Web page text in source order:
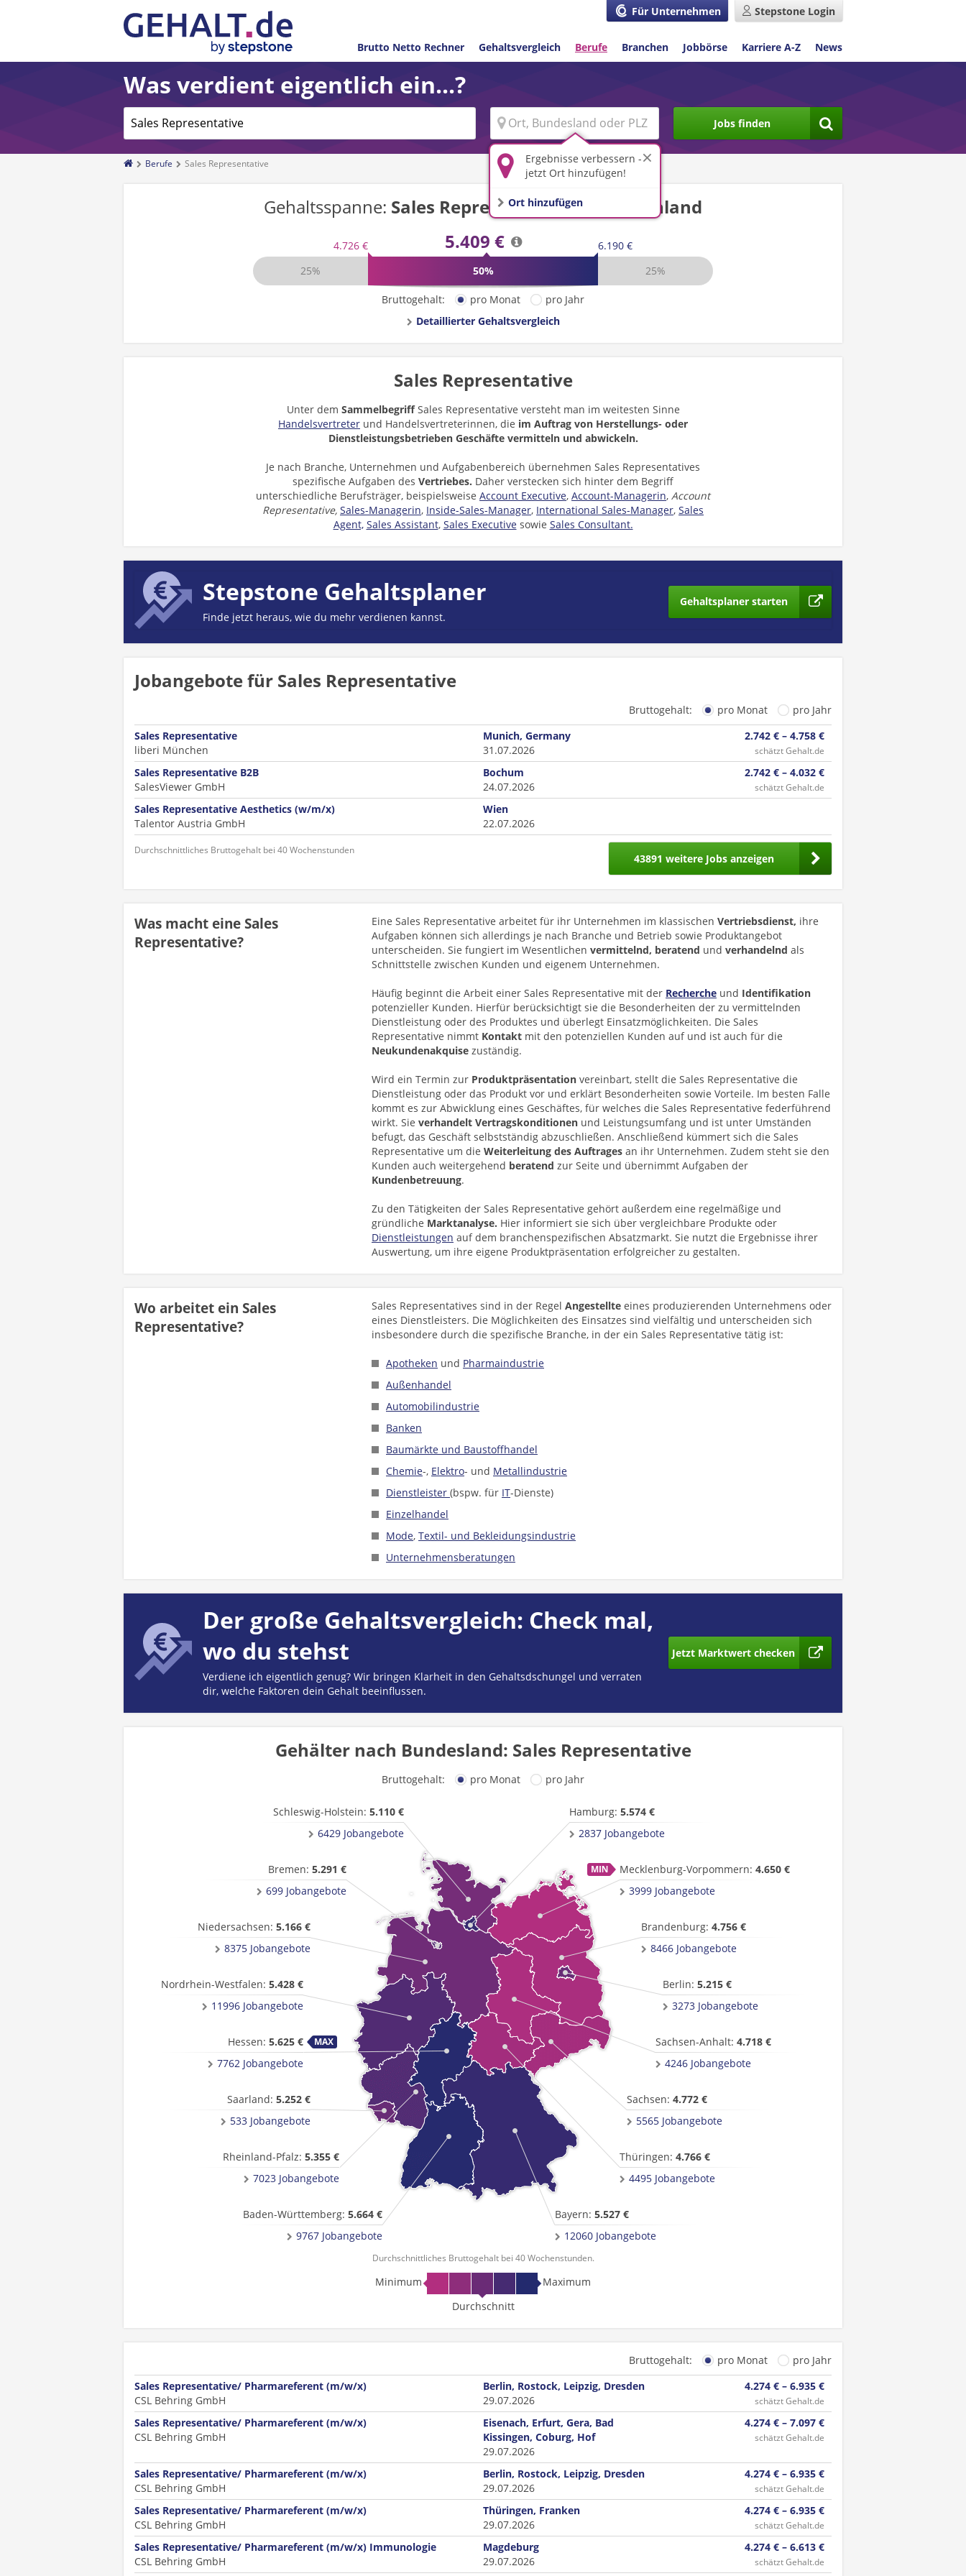
Für Unternehmen Stepstone Login
Brutto Netto Rechner Gehaltsvergleich Berufe Branchen Jobbörse Karriere A-Z News
Was verdient eigentlich ein...?
Ergebnisse verbessern -
jetzt Ort hinzufügen!
Ort hinzufügen
Jobs finden
Berufe Sales Representative
Gehaltsspanne: Sales Representativein Deutschland
4.726 € 5.409 €
6.190 €
25%
50% 25%
Bruttogehalt: pro Monat
pro Jahr
Detaillierter Gehaltsvergleich
Sales Representative
Unter dem SammelbegriffSales Representative versteht man im weitesten Sinne
Handelsvertreter und Handelsvertreterinnen, die im Auftrag von Herstellungs- oder
Dienstleistungsbetrieben Geschäfte vermitteln und abwickeln.
Je nach Branche, Unternehmen und Aufgabenbereich übernehmen Sales Representatives
spezifische Aufgaben des Vertriebes. Daher verstecken sich hinter dem Begriff
unterschiedliche Berufsträger, beispielsweise Account Executive, Account-Managerin, Account
Representative, Sales-Managerin, Inside-Sales-Manager, International Sales-Manager, Sales
Agent, Sales Assistant, Sales Executivesowie Sales Consultant.
Stepstone Gehaltsplaner
Finde jetzt heraus, wie du mehr verdienen kannst.
Gehaltsplaner starten
Jobangebote für Sales Representative
Bruttogehalt: pro Monat
pro Jahr
Sales Representative
liberi München
Munich, Germany
31.07.2026
2.742 € – 4.758 €
schätzt Gehalt.de
Sales Representative B2B
SalesViewer GmbH
Bochum
24.07.2026
2.742 € – 4.032 €
schätzt Gehalt.de
Sales Representative Aesthetics (w/m/x)
Talentor Austria GmbH
Wien
22.07.2026
Durchschnittliches Bruttogehalt bei 40 Wochenstunden
43891 weitere Jobs anzeigen
Was macht eine Sales
Representative?
Eine Sales Representative arbeitet für ihr Unternehmen im klassischen Vertriebsdienst, ihre
Aufgaben können sich allerdings je nach Branche und Betrieb sowie Produktangebot
unterscheiden. Sie fungiert im Wesentlichen vermittelnd, beratend und verhandelnd als
Schnittstelle zwischen Kunden und eigenem Unternehmen.
Häufig beginnt die Arbeit einer Sales Representative mit der Recherche und Identifikation
potenzieller Kunden. Hierfür berücksichtigt sie die Besonderheiten der zu vermittelnden
Dienstleistung oder des Produktes und überlegt Einsatzmöglichkeiten. Die Sales
Representative nimmt Kontakt mit den potenziellen Kunden auf und ist auch für die
Neukundenakquise zuständig.
Wird ein Termin zur Produktpräsentation vereinbart, stellt die Sales Representative die
Dienstleistung oder das Produkt vor und erklärt Besonderheiten sowie Vorteile. Im besten Falle
kommt es zur Abwicklung eines Geschäftes, für welches die Sales Representative federführend
wirkt. Sie verhandelt Vertragskonditionen und Leistungsumfang und ist unter Umständen
befugt, das Geschäft selbstständig abzuschließen. Anschließend kümmert sich die Sales
Representative um die Weiterleitung des Auftrages an ihr Unternehmen. Zudem steht sie den
Kunden auch weitergehend beratend zur Seite und übernimmt Aufgaben der
Kundenbetreuung.
Zu den Tätigkeiten der Sales Representative gehört außerdem eine regelmäßige und
gründliche Marktanalyse. Hier informiert sie sich über vergleichbare Produkte oder
Dienstleistungen auf dem branchenspezifischen Absatzmarkt. Sie nutzt die Ergebnisse ihrer
Auswertung, um ihre eigene Produktpräsentation erfolgreicher zu gestalten.
Wo arbeitet ein Sales
Representative?
Sales Representatives sind in der Regel Angestellte eines produzierenden Unternehmens oder
eines Dienstleisters. Die Möglichkeiten des Einsatzes sind vielfältig und unterscheiden sich
insbesondere durch die spezifische Branche, in der ein Sales Representative tätig ist:
Apotheken und Pharmaindustrie
Außenhandel
Automobilindustrie
Banken
Baumärkte und Baustoffhandel
Chemie-, Elektro- und Metallindustrie
Dienstleister (bspw. für IT-Dienste)
Einzelhandel
Mode, Textil- und Bekleidungsindustrie
Unternehmensberatungen
Der große Gehaltsvergleich: Check mal,
wo du stehst
Verdiene ich eigentlich genug? Wir bringen Klarheit in den Gehaltsdschungel und verraten
dir, welche Faktoren dein Gehalt beeinflussen.
Jetzt Marktwert checken
Gehälter nach Bundesland: Sales Representative
Bruttogehalt: pro Monat pro Jahr
Baden-Württemberg: 5.664 €
9767 Jobangebote
Bayern: 5.527 €
12060 Jobangebote
Berlin: 5.215 €
3273 Jobangebote
Brandenburg: 4.756 €
8466 Jobangebote
Bremen: 5.291 €
699 Jobangebote
Hamburg: 5.574 €
2837 Jobangebote
Hessen: 5.625 €
7762 Jobangebote
Mecklenburg-Vorpommern: 4.650 €
3999 Jobangebote
Niedersachsen: 5.166 €
8375 Jobangebote
Nordrhein-Westfalen: 5.428 €
11996 Jobangebote
Rheinland-Pfalz: 5.355 €
7023 Jobangebote
Saarland: 5.252 €
533 Jobangebote
Sachsen: 4.772 €
5565 Jobangebote
Sachsen-Anhalt: 4.718 €
4246 Jobangebote
Schleswig-Holstein: 5.110 €
6429 Jobangebote
Thüringen: 4.766 €
4495 Jobangebote
Durchschnittliches Bruttogehalt bei 40 Wochenstunden.
Minimum
Maximum
Durchschnitt
Bruttogehalt: pro Monat
pro Jahr
Sales Representative/ Pharmareferent (m/w/x)
CSL Behring GmbH
Berlin, Rostock, Leipzig, Dresden
29.07.2026
4.274 € – 6.935 €
schätzt Gehalt.de
Sales Representative/ Pharmareferent (m/w/x)
CSL Behring GmbH
Eisenach, Erfurt, Gera, Bad
Kissingen, Coburg, Hof
29.07.2026
4.274 € – 7.097 €
schätzt Gehalt.de
Sales Representative/ Pharmareferent (m/w/x)
CSL Behring GmbH
Berlin, Rostock, Leipzig, Dresden
29.07.2026
4.274 € – 6.935 €
schätzt Gehalt.de
Sales Representative/ Pharmareferent (m/w/x)
CSL Behring GmbH
Thüringen, Franken
29.07.2026
4.274 € – 6.935 €
schätzt Gehalt.de
Sales Representative/ Pharmareferent (m/w/x) Immunologie
CSL Behring GmbH
Magdeburg
29.07.2026
4.274 € – 6.613 €
schätzt Gehalt.de